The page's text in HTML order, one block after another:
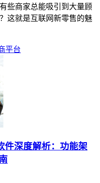
些商家总能吸引到大量顾
这就是互联网新零售的魅
平台
件深度解析：功能架